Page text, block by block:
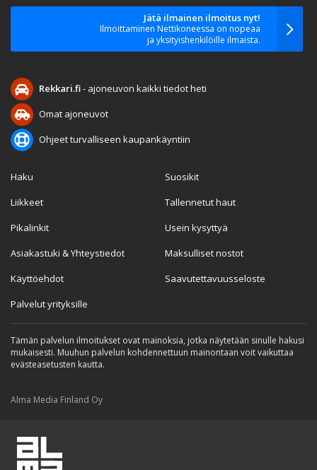
Jätä ilmainen ilmoitus nyt!
Ilmoittaminen Nettikoneessa on nopeaa
ja yksityishenkilöille ilmaista.
Rekkari.fi- ajoneuvon kaikki tiedot heti
Omat ajoneuvot
Ohjeet turvalliseen kaupankäyntiin
Haku
Liikkeet
Pikalinkit
Asiakastuki & Yhteystiedot
Käyttöehdot
Palvelut yrityksille
Suosikit
Tallennetut haut
Usein kysyttyä
Maksulliset nostot
Saavutettavuusseloste
Tämän palvelun ilmoitukset ovat mainoksia, jotka näytetään sinulle hakusi
mukaisesti. Muuhun palvelun kohdennettuun mainontaan voit vaikuttaa
evästeasetusten kautta.
Alma Media Finland Oy